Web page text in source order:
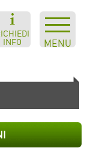
MENU
INFO